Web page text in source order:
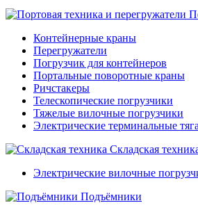
Контейнерные краны
Перегружатели
Погрузчик для контейнеров
Портальные поворотные краны
Ричстакеры
Телескопические погрузчики
Тяжелые вилочные погрузчики
Электрические терминальные
Складская
Электрические вилочные
Подъёмники